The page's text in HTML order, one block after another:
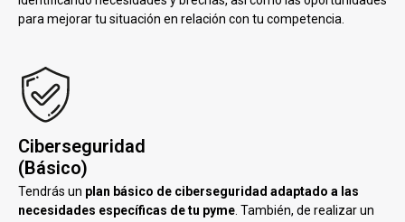
para mejorar tu situación en relación con tu competencia.
Ciberseguridad
(Básico)
Tendrás un plan básico de ciberseguridad adaptado a las
necesidades específicas de tu pyme . También, de realizar un